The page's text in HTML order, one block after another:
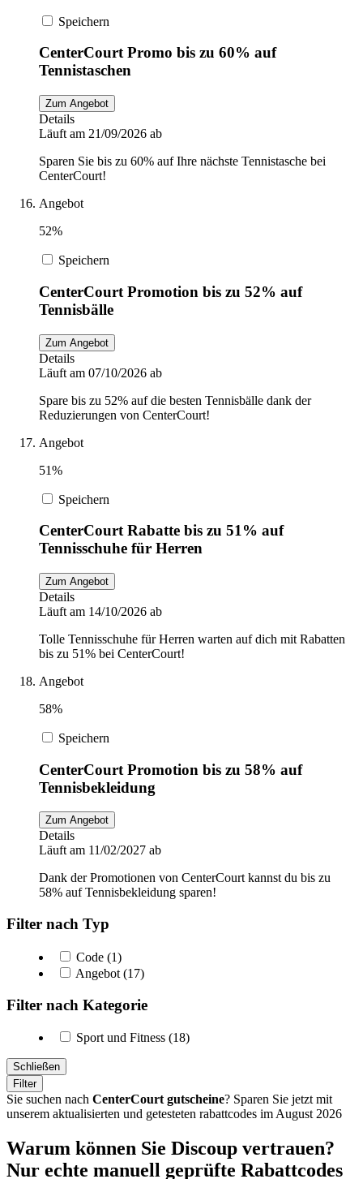
Speichern
CenterCourt Promo bis zu 60% auf
Tennistaschen
Zum Angebot
Details
Läuft am 21/09/2026 ab
Sparen Sie bis zu 60% auf Ihre nächste Tennistasche bei
CenterCourt!
Angebot
52%
Speichern
CenterCourt Promotion bis zu 52% auf
Tennisbälle
Zum Angebot
Details
Läuft am 07/10/2026 ab
Spare bis zu 52% auf die besten Tennisbälle dank der
Reduzierungen von CenterCourt!
Angebot
51%
Speichern
CenterCourt Rabatte bis zu 51% auf
Tennisschuhe für Herren
Zum Angebot
Details
Läuft am 14/10/2026 ab
Tolle Tennisschuhe für Herren warten auf dich mit Rabatten
bis zu 51% bei CenterCourt!
Angebot
58%
Speichern
CenterCourt Promotion bis zu 58% auf
Tennisbekleidung
Zum Angebot
Details
Läuft am 11/02/2027 ab
Dank der Promotionen von CenterCourt kannst du bis zu
58% auf Tennisbekleidung sparen!
Filter nach Typ
Code (1)
Angebot (17)
Filter nach Kategorie
Sport und Fitness (18)
Schließen
Filter
Sie suchen nach CenterCourt gutscheine? Sparen Sie jetzt mit
unserem aktualisierten und getesteten rabattcodes im August 2026
Warum können Sie Discoup vertrauen?
Nur echte manuell geprüfte Rabattcodes